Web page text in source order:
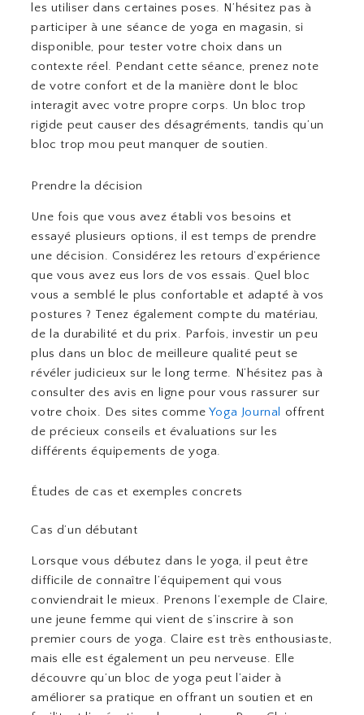
les utiliser dans certaines poses. N’hésitez pas à
participer à une séance de yoga en magasin, si
disponible, pour tester votre choix dans un
contexte réel. Pendant cette séance, prenez note
de votre confort et de la manière dont le bloc
interagit avec votre propre corps. Un bloc trop
rigide peut causer des désagréments, tandis qu’un
bloc trop mou peut manquer de soutien.
Prendre la décision
Une fois que vous avez établi vos besoins et
essayé plusieurs options, il est temps de prendre
une décision. Considérez les retours d’expérience
que vous avez eus lors de vos essais. Quel bloc
vous a semblé le plus confortable et adapté à vos
postures ? Tenez également compte du matériau,
de la durabilité et du prix. Parfois, investir un peu
plus dans un bloc de meilleure qualité peut se
révéler judicieux sur le long terme. N’hésitez pas à
consulter des avis en ligne pour vous rassurer sur
votre choix. Des sites comme Yoga Journal
offrent
de précieux conseils et évaluations sur les
différents équipements de yoga.
Études de cas et exemples concrets
Cas d’un débutant
Lorsque vous débutez dans le yoga, il peut être
difficile de connaître l’équipement qui vous
conviendrait le mieux. Prenons l’exemple de Claire,
une jeune femme qui vient de s’inscrire à son
premier cours de yoga. Claire est très enthousiaste,
mais elle est également un peu nerveuse. Elle
découvre qu’un bloc de yoga peut l’aider à
améliorer sa pratique en offrant un soutien et en